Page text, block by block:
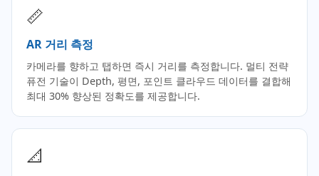
📏
AR 거리 측정
카메라를 향하고 탭하면 즉시 거리를 측정합니다. 멀티 전략
퓨전 기술이 Depth, 평면, 포인트 클라우드 데이터를 결합해
최대 30% 향상된 정확도를 제공합니다.
📐